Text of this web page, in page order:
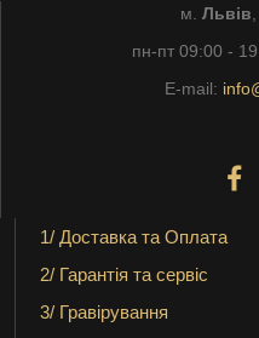
м. Львів
пн-пт 09:00 -
E-mail:
1/ Доставка та Оплата
2/ Гарантія та сервіс
3/ Гравірування